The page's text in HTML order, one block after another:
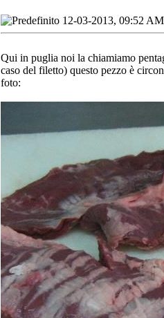
12-03-2013, 09:52 AM
Qui in puglia noi la chiamiamo
caso del filetto) questo pezzo è
foto: